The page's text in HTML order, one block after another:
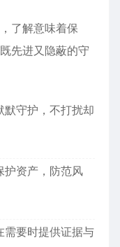
了解意味着保
先进又隐蔽的守
默守护，不打扰却
护资产，防范风
需要时提供证据与